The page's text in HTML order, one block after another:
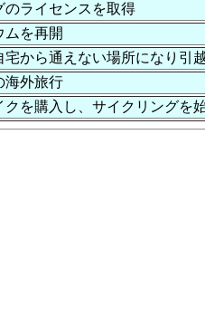
のライセンスを取得
ムを再開
宅から通えない場所になり引
海外旅行
クを購入し、サイクリングを